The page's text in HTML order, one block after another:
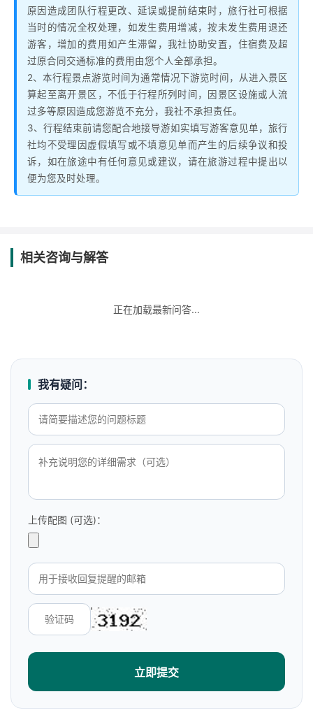
原因造成团队行程更改、延误或提前结束时，旅行社可根据
当时的情况全权处理，如发生费用增减，按未发生费用退还
游客，增加的费用如产生滞留，我社协助安置，住宿费及超
过原合同交通标准的费用由您个人全部承担。
2、本行程景点游览时间为通常情况下游览时间，从进入景区
算起至离开景区，不低于行程所列时间，因景区设施或人流
过多等原因造成您游览不充分，我社不承担责任。
3、行程结束前请您配合地接导游如实填写游客意见单，旅行
社均不受理因虚假填写或不填意见单而产生的后续争议和投
诉，如在旅途中有任何意见或建议，请在旅游过程中提出以
便为您及时处理。
相关咨询与解答
正在加载最新问答...
我有疑问：
上传配图 (可选)：
立即提交